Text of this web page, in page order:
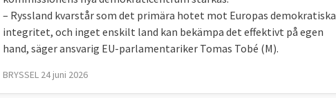
– Ryssland kvarstår som det primära hotet mot Europas demokratiska
integritet, och inget enskilt land kan bekämpa det effektivt på egen
hand, säger ansvarig EU-parlamentariker Tomas Tobé (M).
BRYSSEL 24 juni 2026